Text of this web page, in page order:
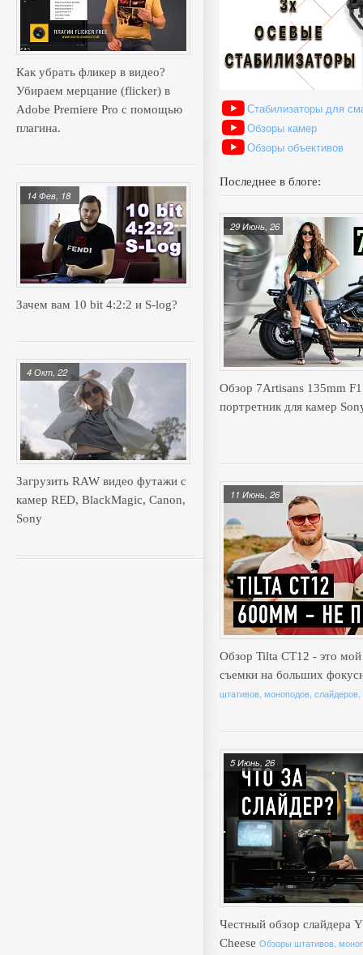
Как убрать фликер в видео?
Убираем мерцание (flicker) в
Adobe Premiere Pro с помощью
плагина.
Зачем вам 10 bit 4:2:2 и S-log?
14 Фев, 18
Загрузить RAW видео футажи с
камер RED, BlackMagic, Canon,
Sony
4 Окт, 22
Стабилизаторы для
Обзоры камер
Обзоры объективов
Последнее в блоге:
Обзор 7Artisans 135mm
портретник для камер
29 Июнь, 26
Обзор Tilta CT12 - это
съемки на больших
штативов, моноподов, слайдеров,
11 Июнь, 26
Честный обзор слайдера
Cheese Обзоры штативов,
5 Июнь, 26